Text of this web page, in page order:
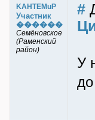
KAHTEMuP
Участник
������
Семёновское
(Раменский
район)
#
У